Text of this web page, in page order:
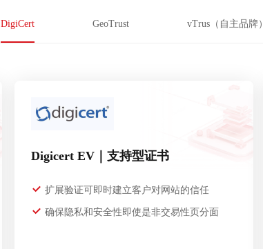
DigiCert GeoTrust vTrus（自主品牌）
Digicert EV｜支持型证书
扩展验证可即时建立客户对网站的信任
确保隐私和安全性即使是非交易性页分面